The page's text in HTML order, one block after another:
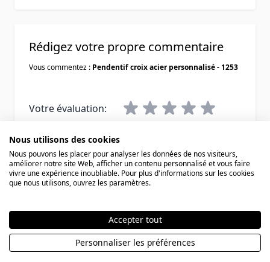
Rédigez votre propre commentaire
Vous commentez : Pendentif croix acier personnalisé - 1253
Votre évaluation:
Pseudo
Résumé
Nous utilisons des cookies
Nous pouvons les placer pour analyser les données de nos visiteurs,
améliorer notre site Web, afficher un contenu personnalisé et vous faire
vivre une expérience inoubliable. Pour plus d'informations sur les cookies
que nous utilisons, ouvrez les paramètres.
Accepter tout
Personnaliser les préférences